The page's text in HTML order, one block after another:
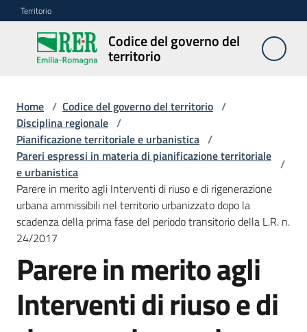
Vai al contenuto
Vai alla navigazione
Vai al footer
Territorio
Codice del governo del
territorio
Codice
del
del
territorio
Modulistica
edilizia
C
a
l
c
o
l
Home / Codice del governo del territorio /
Disciplina regionale /
Pianificazione territoriale e urbanistica /
Pareri espressi in materia di pianificazione territoriale
e urbanistica
/
Parere in merito agli Interventi di riuso e di rigenerazione
urbana ammissibili nel territorio urbanizzato dopo la
scadenza della prima fase del periodo transitorio della L.R. n.
24/2017
Parere in merito agli
Interventi di riuso e di